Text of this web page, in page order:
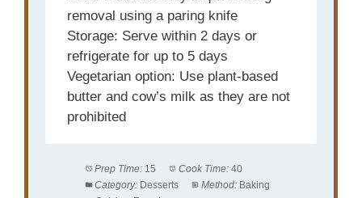
removal using a paring knife
Storage: Serve within 2 days or
refrigerate for up to 5 days
Vegetarian option: Use plant-based
butter and cow’s milk as they are not
prohibited
Prep Time: 15 Cook Time: 40
Category: Desserts Method: Baking